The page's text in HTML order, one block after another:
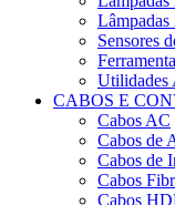
Sensores
Utilidades
CABOS E
Cabos AC
Cabos de
Cabos de
Cabos
Cabos